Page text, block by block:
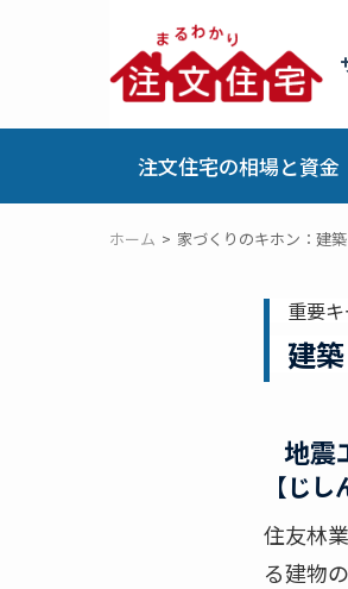
注文住宅の相場と資金
ホーム 家づくりのキホン：建
重要
建
地震
【じ
住友林
る建物